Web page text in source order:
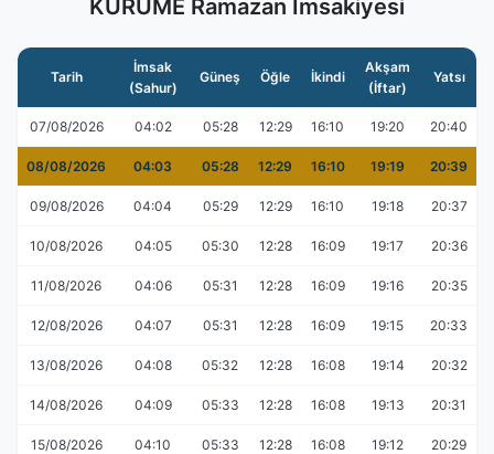
KURUME Ramazan İmsakiyesi
Tarih
İmsak
(Sahur)
Güneş Öğle İkindi
Akşam
(İftar)
Yatsı
07/08/2026 04:02 05:28 12:29 16:10 19:20 20:40
08/08/2026 04:03 05:28 12:29 16:10 19:19 20:39
09/08/2026 04:04 05:29 12:29 16:10 19:18 20:37
10/08/2026 04:05 05:30 12:28 16:09 19:17 20:36
11/08/2026 04:06 05:31 12:28 16:09 19:16 20:35
12/08/2026 04:07 05:31 12:28 16:09 19:15 20:33
13/08/2026 04:08 05:32 12:28 16:08 19:14 20:32
14/08/2026 04:09 05:33 12:28 16:08 19:13 20:31
15/08/2026 04:10 05:33 12:28 16:08 19:12 20:29